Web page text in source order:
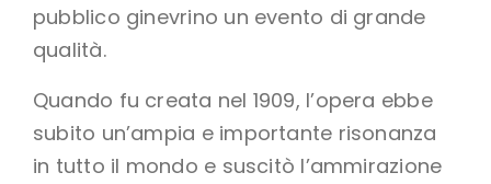
pubblico ginevrino un evento di grande
qualità.
Quando fu creata nel 1909, l’opera ebbe
subito un’ampia e importante risonanza
in tutto il mondo e suscitò l’ammirazione